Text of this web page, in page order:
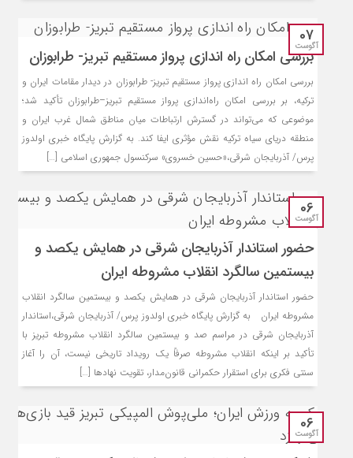
07
آگوست
بررسی امکان راه‌ اندازی پرواز مستقیم تبریز- طرابوزان
بررسی امکان راه‌ اندازی پرواز مستقیم تبریز- طرابوزان در دیدار مقامات ایران و
ترکیه، بر بررسی امکان راه‌اندازی پرواز مستقیم تبریز–طرابوزان تأکید شد؛
موضوعی که می‌تواند در گسترش ارتباطات میان مناطق شمال غرب ایران و
منطقه دریای سیاه ترکیه نقش مؤثری ایفا کند. به گزارش پایگاه خبری اولدوز
پرس/ آذربایجان شرقی،«حسین خسروی» سرکنسول جمهوری اسلامی […]
06
آگوست
حضور استاندار آذربایجان شرقی در همایش یکصد و
بیستمین سالگرد انقلاب مشروطه ایران
حضور استاندار آذربایجان شرقی در همایش یکصد و بیستمین سالگرد انقلاب
مشروطه ایران به گزارش پایگاه خبری اولدوز پرس/ آذربایجان شرقی،استاندار
آذربایجان شرقی در مراسم صد و بیستمین سالگرد انقلاب مشروطه تبریز با
تأکید بر اینکه انقلاب مشروطه صرفاً یک رویداد تاریخی نیست، آن را آغاز
سنتی فکری برای استقرار حکمرانی قانون‌مدار، تقویت نهادها […]
06
آگوست